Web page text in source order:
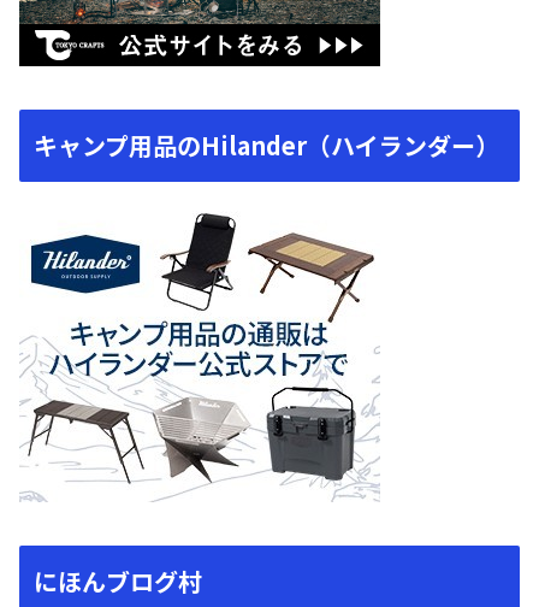
キャンプ用品のHilander（ハイランダー）
にほんブログ村